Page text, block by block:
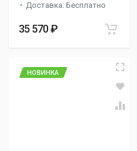
Доставка: Бесплатно
35 570 ₽
НОВИНКА